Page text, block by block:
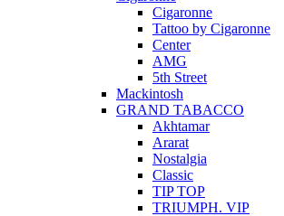
Cigaronne
Tattoo by Cigaronne
Center
AMG
5th Street
Mackintosh
GRAND TABACCO
Akhtamar
Ararat
Nostalgia
Classic
TIP TOP
TRIUMPH. VIP